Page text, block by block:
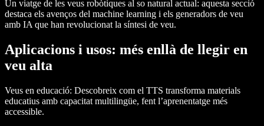
Un viatge de les veus robòtiques al so natural actual: aquesta secció
destaca els avenços del machine learning i els generadors de veu
amb IA que han revolucionat la síntesi de veu.
Aplicacions i usos: més enllà de llegir en
veu alta
Veus en educació: Descobreix com el TTS transforma materials
educatius amb capacitat multilingüe, fent l’aprenentatge més
accessible.